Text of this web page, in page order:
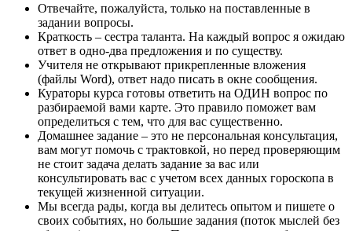
Отвечайте, пожалуйста, только на поставленные в
задании вопросы.
Краткость – сестра таланта. На каждый вопрос я ожидаю
ответ в одно-два предложения и по существу.
Учителя не открывают прикрепленные вложения
(файлы Word), ответ надо писать в окне сообщения.
Кураторы курса готовы ответить на ОДИН вопрос по
разбираемой вами карте. Это правило поможет вам
определиться с тем, что для вас существенно.
Домашнее задание – это не персональная консультация,
вам могут помочь с трактовкой, но перед проверяющим
не стоит задача делать задание за вас или
консультировать вас с учетом всех данных гороскопа в
текущей жизненной ситуации.
Мы всегда рады, когда вы делитесь опытом и пишете о
своих событиях, но большие задания (поток мыслей без